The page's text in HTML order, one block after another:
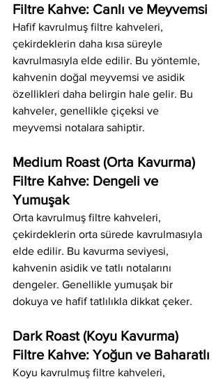
Filtre Kahve: Canlı ve Meyvemsi
Hafif kavrulmuş filtre kahveleri,
çekirdeklerin daha kısa süreyle
kavrulmasıyla elde edilir. Bu yöntemle,
kahvenin doğal meyvemsi ve asidik
özellikleri daha belirgin hale gelir. Bu
kahveler, genellikle çiçeksi ve
meyvemsi notalara sahiptir.
Medium Roast (Orta Kavurma)
Filtre Kahve: Dengeli ve
Yumuşak
Orta kavrulmuş filtre kahveleri,
çekirdeklerin orta sürede kavrulmasıyla
elde edilir. Bu kavurma seviyesi,
kahvenin asidik ve tatlı notalarını
dengeler. Genellikle yumuşak bir
dokuya ve hafif tatlılıkla dikkat çeker.
Dark Roast (Koyu Kavurma)
Filtre Kahve: Yoğun ve Baharatlı
Koyu kavrulmuş filtre kahveleri,